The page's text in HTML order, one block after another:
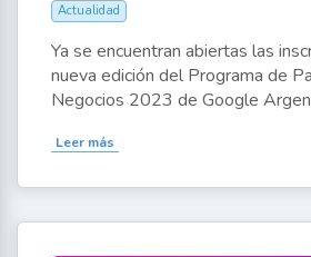
Actualidad
Ya se encuentran abiertas las
nueva edición del Programa de
Negocios 2023 de Google
Leer más